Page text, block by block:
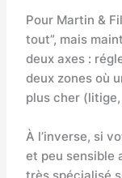
Pour Martin &
tout”, mais
deux axes :
deux zones où
plus cher
À l’inverse, si
et peu sensible